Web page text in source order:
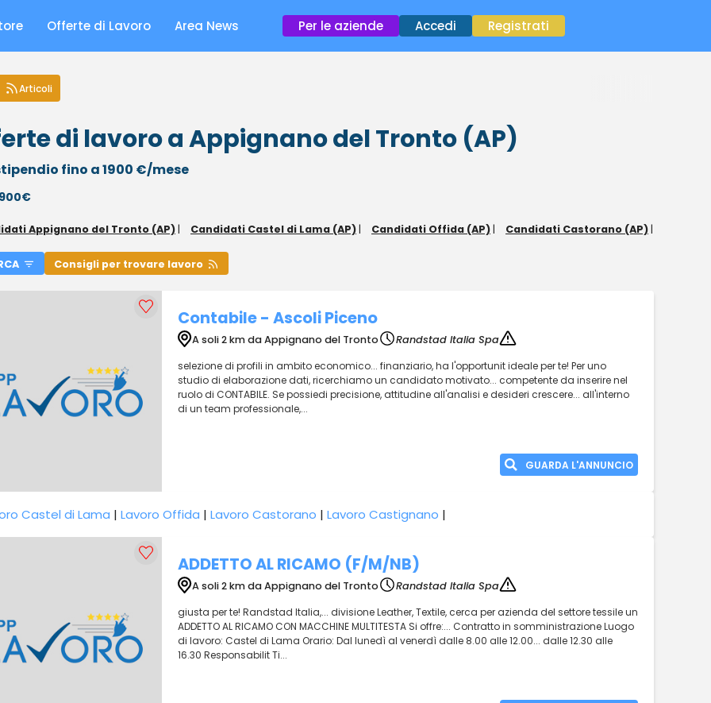
Offerte di Lavoro Area News Per le aziende Accedi Registrati
Articoli
di lavoro a Appignano del Tronto (AP)
fino a 1900 €/mese
Appignano del Tronto (AP) | Candidati Castel di Lama (AP) | Candidati Offida (AP) | Candidati Castorano (AP) |
Consigli per trovare lavoro
Contabile - Ascoli Piceno
A soli 2 km da Appignano del Tronto
Randstad Italia Spa
selezione di profili in ambito economico... finanziario, ha l'opportunit ideale per te! Per uno
studio di elaborazione dati, ricerchiamo un candidato motivato... competente da inserire nel
ruolo di CONTABILE. Se possiedi precisione, attitudine all'analisi e desideri crescere... all'interno
di un team professionale,...
GUARDA L'ANNUNCIO
Castel di Lama | Lavoro Offida | Lavoro Castorano | Lavoro Castignano |
ADDETTO AL RICAMO (F/M/NB)
A soli 2 km da Appignano del Tronto
Randstad Italia Spa
giusta per te! Randstad Italia,... divisione Leather, Textile, cerca per azienda del settore tessile un
ADDETTO AL RICAMO CON MACCHINE MULTITESTA Si offre:... Contratto in somministrazione Luogo
di lavoro: Castel di Lama Orario: Dal lunedì al venerdì dalle 8.00 alle 12.00... dalle 12.30 alle
16.30 Responsabilit Ti...